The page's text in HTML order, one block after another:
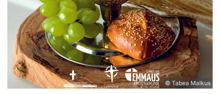
© Tabea Malkus